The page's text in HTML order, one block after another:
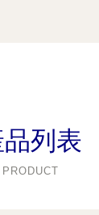
品列表
PRODUCT